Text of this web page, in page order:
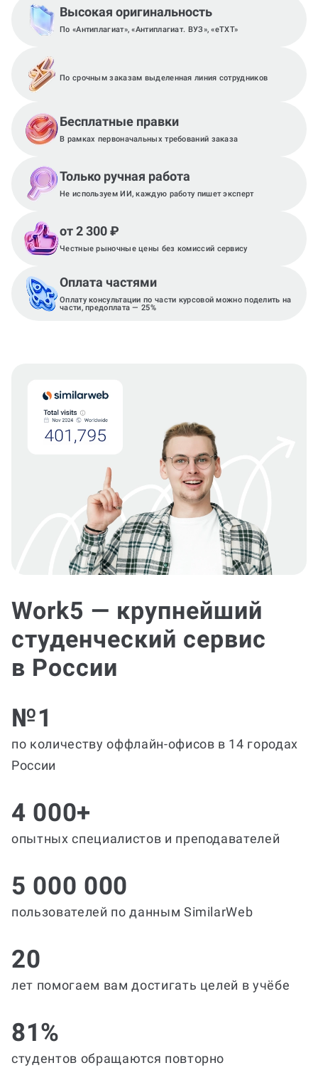
Высокая оригинальность
По «Антиплагиат», «Антиплагиат. ВУЗ», «eTXT»
По срочным заказам выделенная линия сотрудников
Бесплатные правки
В рамках первоначальных требований заказа
Только ручная работа
Не используем ИИ, каждую работу пишет эксперт
от 2 300 ₽
Честные рыночные цены без комиссий сервису
Оплата частями
Оплату консультации по части курсовой можно поделить на
части, предоплата — 25%
Work5 — крупнейший
студенческий сервис
в России
№1
по количеству оффлайн-офисов в 14 городах
России
4 000+
опытных специалистов и преподавателей
5 000 000
пользователей по данным SimilarWeb
20
лет помогаем вам достигать целей в учёбе
81%
студентов обращаются повторно